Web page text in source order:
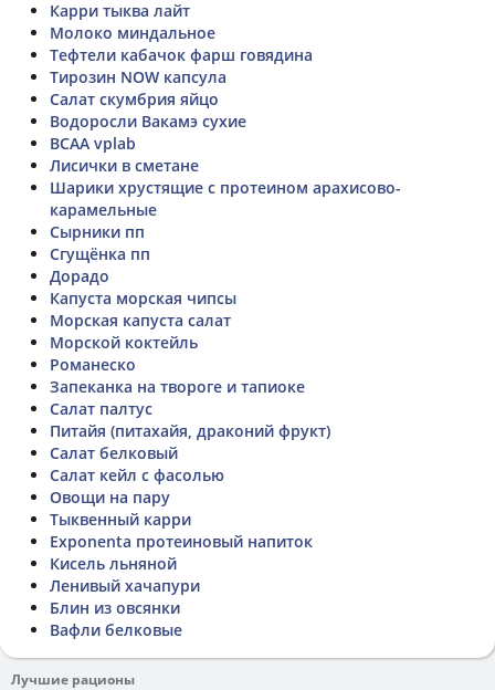
Карри тыква лайт
Молоко миндальное
Тефтели кабачок фарш говядина
Тирозин NOW капсула
Салат скумбрия яйцо
Водоросли Вакамэ сухие
BCAA vplab
Лисички в сметане
Шарики хрустящие с протеином арахисово-
карамельные
Сырники пп
Сгущёнка пп
Дорадо
Капуста морская чипсы
Морская капуста салат
Морской коктейль
Романеско
Запеканка на твороге и тапиоке
Салат палтус
Питайя (питахайя, драконий фрукт)
Салат белковый
Салат кейл с фасолью
Овощи на пару
Тыквенный карри
Exponenta протеиновый напиток
Кисель льняной
Ленивый хачапури
Блин из овсянки
Вафли белковые
Лучшие рационы